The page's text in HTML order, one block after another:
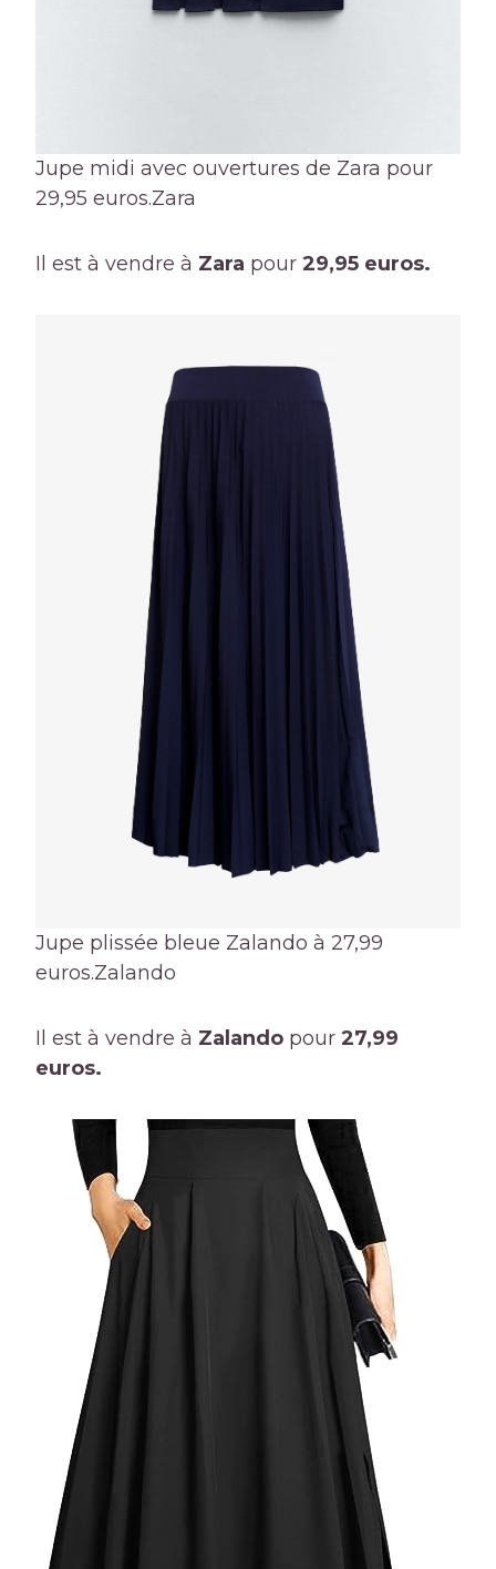
Jupe midi avec ouvertures de Zara pour
29,95 euros.Zara
Il est à vendre à Zara pour 29,95 euros.
Jupe plissée bleue Zalando à 27,99
euros.Zalando
Il est à vendre à Zalando pour 27,99
euros.